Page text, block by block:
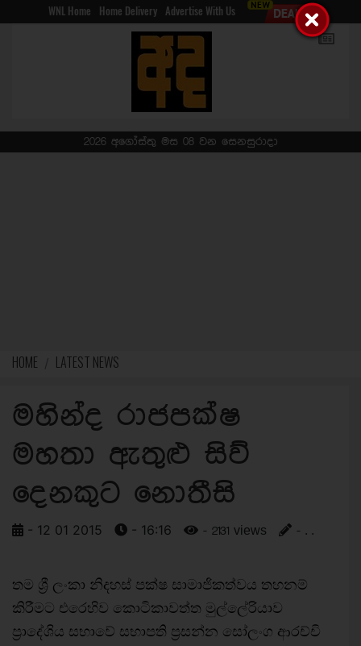
WNL Home Home Delivery Advertise With Us
2026 අගෝස්තු මස 08 වන සෙනසුරාදා
HOME LATEST NEWS
මහින්ද රාජපක්ෂ
මහතා ඇතුළු සිව්
දෙනකුට නොතීසි
- 12 01 2015 - 16:16 - 2131 views - . .
තම ශ්‍රී ලංකා නිදහස් පක්ෂ සාමාජිකත්වය තහනම්
කිරීමට එරෙහිව කොටිකාවත්ත මුල්ලේරියාව
ප්‍රාදේශිය සභාවේ සභාපති ප්‍රසන්න සෝලංග ආරච්චි